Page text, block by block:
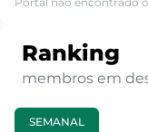
Ranking
membros em
SEMANAL